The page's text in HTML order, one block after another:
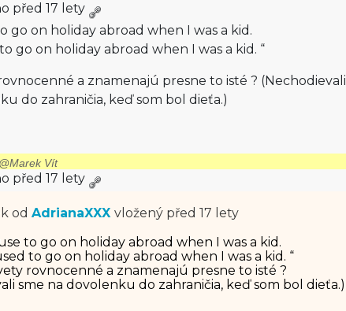
před 17 lety
go on holiday abroad when I was a kid.
go on holiday abroad when I was a kid. “
a znamenajú presne to isté ? (Nechodievali
do zahraničia, keď som bol dieťa.)
@Marek Vít
před 17 lety
od AdrianaXXX vložený před 17 lety
to go on holiday abroad when I was a kid.
to go on holiday abroad when I was a kid. “
rovnocenné a znamenajú presne to isté ?
sme na dovolenku do zahraničia, keď som bol dieťa.)